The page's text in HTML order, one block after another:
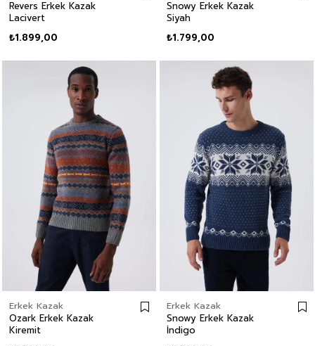
Revers Erkek Kazak
Lacivert
₺1.899,00
Snowy Erkek Kazak
Siyah
₺1.799,00
Erkek Kazak
Ozark Erkek Kazak
Kiremit
Erkek Kazak
Snowy Erkek Kazak
İndigo